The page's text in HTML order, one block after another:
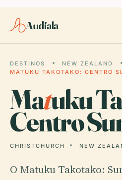
Audiala
DESTINOS NEW ZEALAND
MATUKU TAKOTAKO: CENTRO
Matuku
Centro
CHRISTCHURCH NEW
O Matuku Takotako: